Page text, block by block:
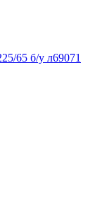
65 б/у л69071